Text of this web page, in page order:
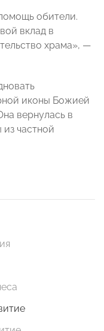
обители.
вклад в
храма», —
иконы Божией
вернулась в
частной